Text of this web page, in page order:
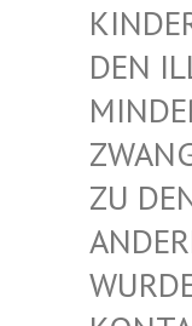
EN
U DEN